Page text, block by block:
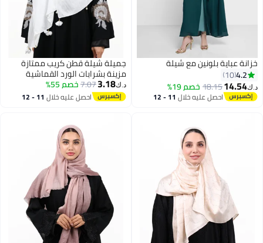
خزانة عباية بلونين مع شيلة
4.2
10
د.ك‏14.54
18.15خصم 19%
احصل عليه خلال 11 - 12
جميلة شيلة قطن كريب ممتازة
مزينة بشرابات الورد القماشية
وحبات اللؤلؤ (أبيض ناصع)
د.ك‏3.18
7.07خصم 55%
احصل عليه خلال 11 - 12